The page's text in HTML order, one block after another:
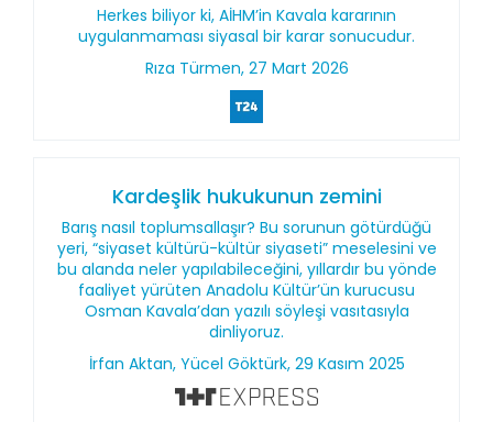
Herkes biliyor ki, AİHM’in Kavala kararının
uygulanmaması siyasal bir karar sonucudur.
Rıza Türmen, 27 Mart 2026
Kardeşlik hukukunun zemini
Barış nasıl toplumsallaşır? Bu sorunun götürdüğü
yeri, “siyaset kültürü-kültür siyaseti” meselesini ve
bu alanda neler yapılabileceğini, yıllardır bu yönde
faaliyet yürüten Anadolu Kültür’ün kurucusu
Osman Kavala’dan yazılı söyleşi vasıtasıyla
dinliyoruz.
İrfan Aktan, Yücel Göktürk, 29 Kasım 2025